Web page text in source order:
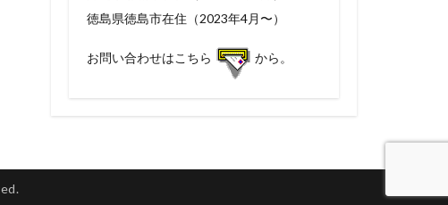
徳島県徳島市在住（2023年4月〜）
お問い合わせはこちら から。